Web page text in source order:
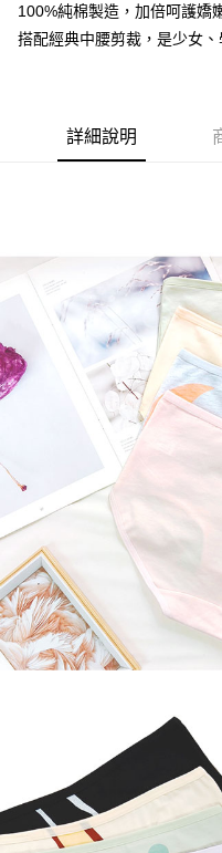
便利好安心！
１．簡單：不需註冊會員、不需
２．便利：只要手機號碼，簡訊
１．於結帳方式選擇「AFTEE
結帳頁面，進行簡訊認證並確認
後付繳納相關費用。
※ 交易是否成功請以「AFTEE
是否繳費成功／繳費後需取消欲
客戶支援中心」
https://
【注意事項】
１．透過由恩沛科技股份有限公
易，需依本服務之必要範圍內提
權轉讓予恩沛科技股份有限公司
２．關於個人資料處理事宜，請
https://aftee.tw/terms/#terms3
３．未成年的使用者請事先徵得
「AFTEE先享後付」，若未經
任。
４．使用「AFTEE先享後付」
時審查核予不同之上限額度；若
請求用戶進行身份認證。
５．嚴禁一人註冊多個帳號或使
恩沛科技股份有限公司將有權停
運送方式
付款後全家取貨
付款後7-11取貨
每筆NT$80，滿NT$899(含以
黑貓宅急便
每筆NT$80，滿NT$899(含
100%純棉製造，加倍呵護嬌
搭配經典中腰剪裁，是少女
詳細說明